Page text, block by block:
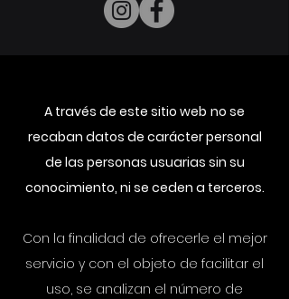
A través de este sitio web no se
recaban datos de carácter personal
de las personas usuarias sin su
conocimiento, ni se ceden a terceros.
Con la finalidad de ofrecerle el mejor
servicio y con el objeto de facilitar el
uso, se analizan el número de